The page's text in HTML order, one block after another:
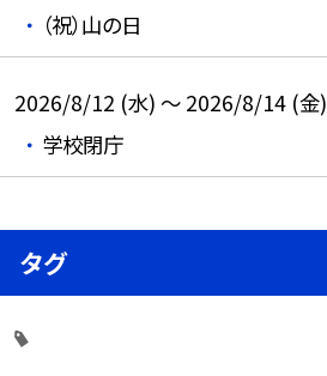
（祝）山の日
2026/8/12 (水) ～ 2026/8/14 (金)
学校閉庁
タグ